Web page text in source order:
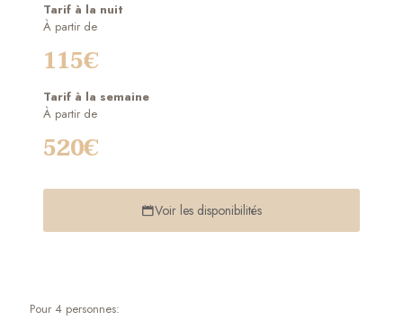
Tarif à la nuit
À partir de
115€
Tarif à la semaine
À partir de
520€
Voir les disponibilités
Pour 4 personnes: